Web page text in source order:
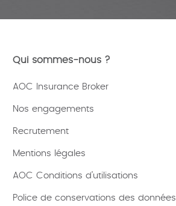
Qui sommes-nous ?
AOC Insurance Broker
Nos engagements
Recrutement
Mentions légales
AOC Conditions d’utilisations
Police de conservations des données